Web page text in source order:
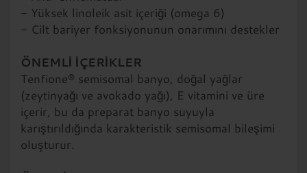
siparişlerde kargo ücreti alınmaz!
Stolzestr. 11
44139 Dortmund
Tel.: +49 178 810 9522
E-Mail:info@bio-kosmetik-brockmeier.de
- Yüksek linoleik asit içeriği (omega 6)
- Cilt bariyer fonksiyonunun onarımını destekler
ÖNEMLİ İÇERİKLER
Tenfione® semisomal banyo, doğal yağlar
(zeytinyağı ve avokado yağı), E vitamini ve üre
içerir, bu da preparat banyo suyuyla
karıştırıldığında karakteristik semisomal bileşimi
oluşturur.